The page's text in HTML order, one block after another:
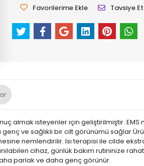
Favorilerime Ekle Tavsiye Et
almak isteyenler için geliştirilmiştir.
ve sağlıklı bir cilt görünümü
nemlendirilir. Isı terapisi ile cilde
cihaz, günlük bakım rutininize
parlak ve daha genç görünür.